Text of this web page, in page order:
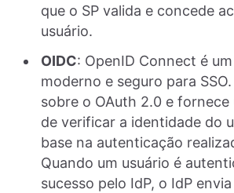
que o SP valida e concede
usuário.
OIDC: OpenID Connect é
moderno e seguro para
sobre o OAuth 2.0 e fornece
de verificar a identidade do
base na autenticação
Quando um usuário é
sucesso pelo IdP, o IdP